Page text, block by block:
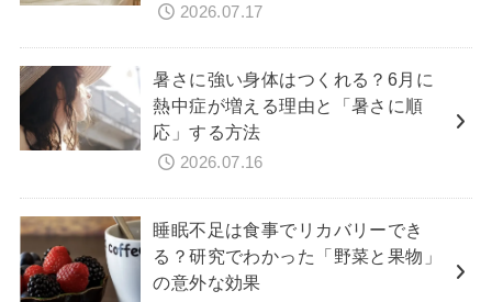
2026.07.17
暑さに強い身体はつくれる？6月に
熱中症が増える理由と「暑さに順
応」する方法
2026.07.16
睡眠不足は食事でリカバリーでき
る？研究でわかった「野菜と果物」
の意外な効果